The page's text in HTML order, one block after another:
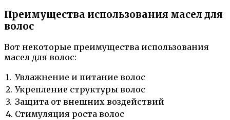
Преимущества использования масел для
волос
Вот некоторые преимущества использования
масел для волос:
1. Увлажнение и питание волос
2. Укрепление структуры волос
3. Защита от внешних воздействий
4. Стимуляция роста волос